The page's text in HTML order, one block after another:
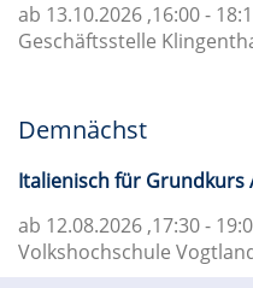
ab 13.10.2026 ,16:00 -
Geschäftsstelle
Demnächst
Italienisch für Grundkurs
ab 12.08.2026 ,17:30 -
Volkshochschule